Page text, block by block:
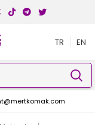
TR EN